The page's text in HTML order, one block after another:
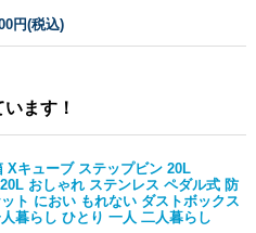
円(税込)
ます！
Xキューブ ステップビン 20L
おしゃれ ステンレス ペダル式 防
ト におい もれない ダストボックス
暮らし ひとり 一人 二人暮らし